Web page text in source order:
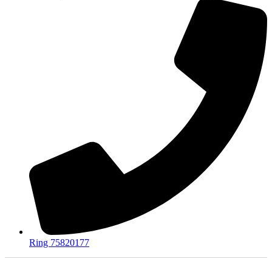
Ring 75820177